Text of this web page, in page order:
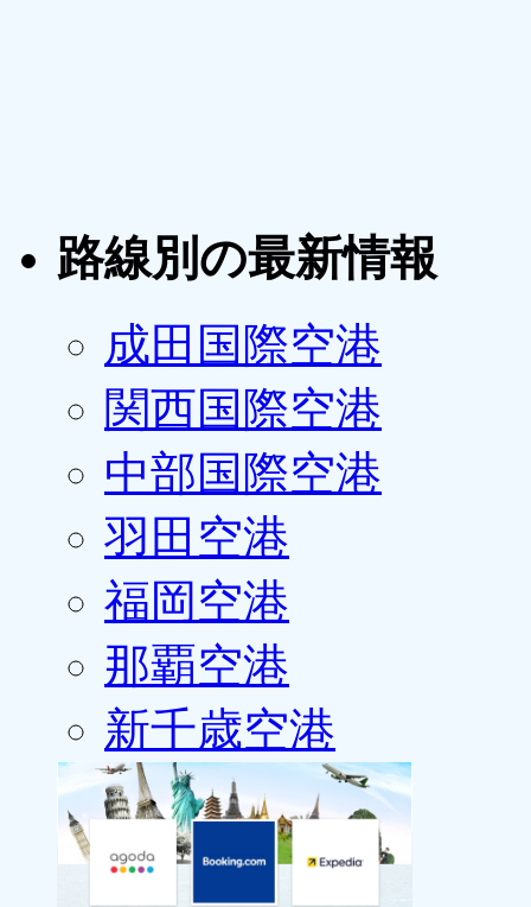
路線別の最新情報
成田国際空港
関西国際空港
中部国際空港
羽田空港
福岡空港
那覇空港
新千歳空港